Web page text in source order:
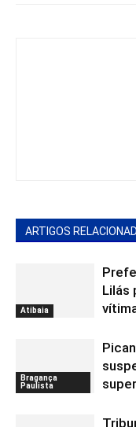
ARTIGOS
Atibaia
Lilás
Bragança
Paulista